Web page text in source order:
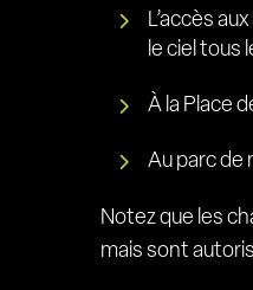
L’accès
le ciel tous
À la Place
Au parc de
Notez que les
mais sont